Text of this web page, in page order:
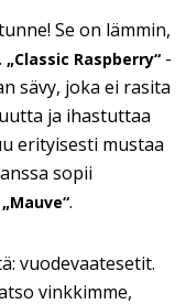
Se on lämmin,
„Classic Raspberry“ -
sävy, joka ei rasita
ja ihastuttaa
erityisesti mustaa
sopii
„Mauve“.
vuodevaatesetit.
vinkkimme,